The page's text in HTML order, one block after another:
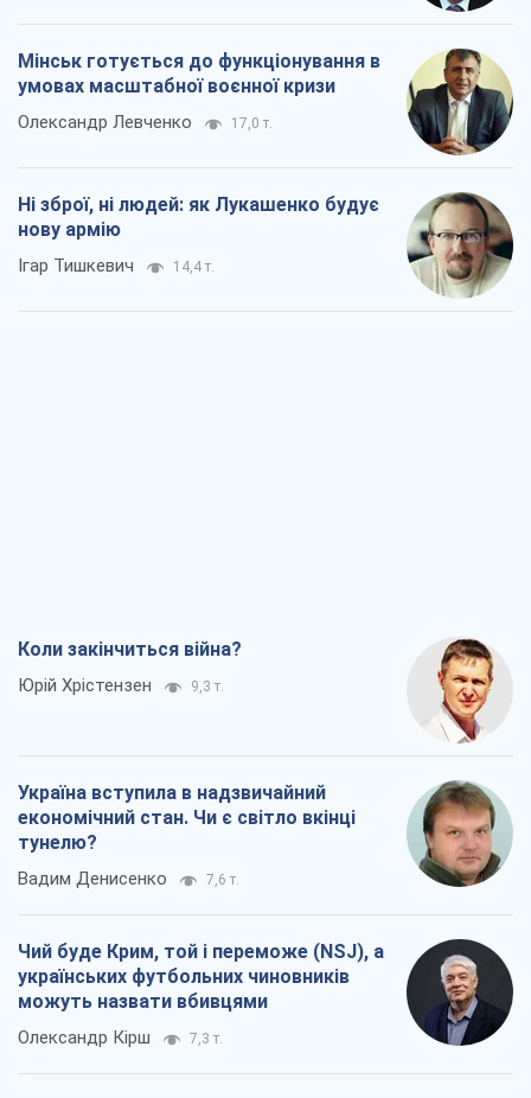
Мінськ готується до функціонування в
умовах масштабної воєнної кризи
Олександр Левченко 17,0 т.
Ні зброї, ні людей: як Лукашенко будує
нову армію
Ігар Тишкевич 14,4 т.
Коли закінчиться війна?
Юрій Хрістензен 9,3 т.
Україна вступила в надзвичайний
економічний стан. Чи є світло вкінці
тунелю?
Вадим Денисенко 7,6 т.
Чий буде Крим, той і переможе (NSJ), а
українських футбольних чиновників
можуть назвати вбивцями
Олександр Кірш 7,3 т.